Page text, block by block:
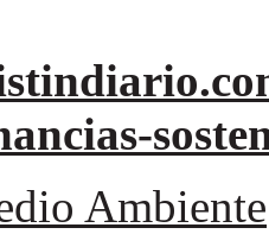
Ambiente